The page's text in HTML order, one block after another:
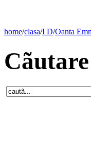
home/clasa/I D/Oanta
Cãutare